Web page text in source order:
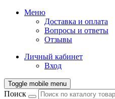
Меню
Доставка и оплата
Вопросы и ответы
Отзывы
Личный кабинет
Вход
Toggle mobile menu
Поиск